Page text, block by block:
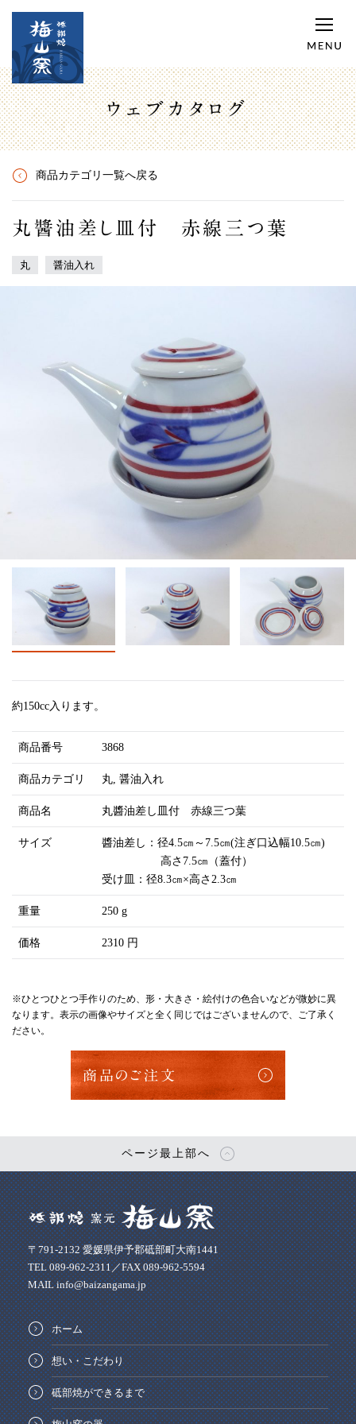
ウェブカタログ
商品カテゴリ一覧へ戻る
丸醬油差し皿付 赤線三つ葉
丸 醤油入れ
約150cc入ります。
商品番号 3868
商品カテゴリ 丸 醤油入れ
商品名 丸醬油差し皿付 赤線三つ葉
サイズ
醬油差し：径4.5㎝～7.5㎝(注ぎ口込幅10.5㎝)
高さ7.5㎝（蓋付）
受け皿：径8.3㎝×高さ2.3㎝
重量 250 g
価格 2310 円
※ひとつひとつ手作りのため、形・大きさ・絵付けの色合いなどが微妙に異
なります。表示の画像やサイズと全く同じではございませんので、ご了承く
ださい。
商品のご注文
ページ最上部へ
〒791-2132 愛媛県伊予郡砥部町大南1441
TEL 089-962-2311／FAX 089-962-5594
MAIL info@baizangama.jp
ホーム
想い・こだわり
砥部焼ができるまで